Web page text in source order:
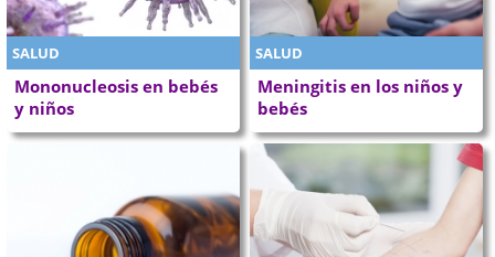
SALUD
Mononucleosis en bebés
y niños
SALUD
Meningitis en los niños y
bebés